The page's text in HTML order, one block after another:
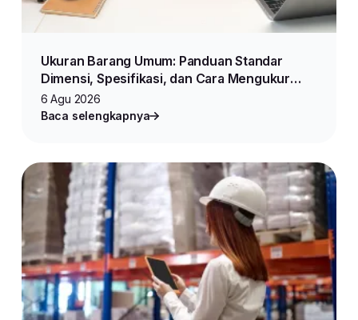
Ukuran Barang Umum: Panduan Standar
Dimensi, Spesifikasi, dan Cara Mengukur
Produk untuk Jualan Online
6 Agu 2026
Baca selengkapnya